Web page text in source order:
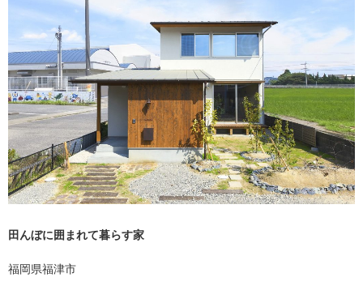
田んぼに囲まれて暮らす家
福岡県福津市